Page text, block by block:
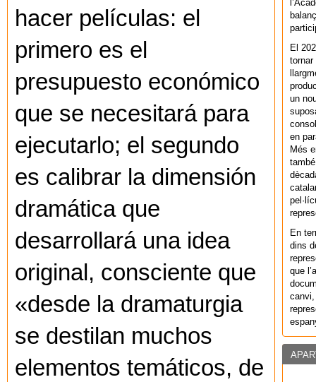
hacer películas: el
primero es el
presupuesto económico
que se necesitará para
ejecutarlo; el segundo
es calibrar la dimensión
dramática que
desarrollará una idea
original, consciente que
«desde la dramaturgia
se destilan muchos
elementos temáticos, de
El
un
en
Més
En
dins
que
canvi,